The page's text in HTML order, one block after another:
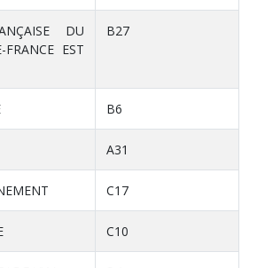
DU
EST
B27
B6
A31
C17
C10